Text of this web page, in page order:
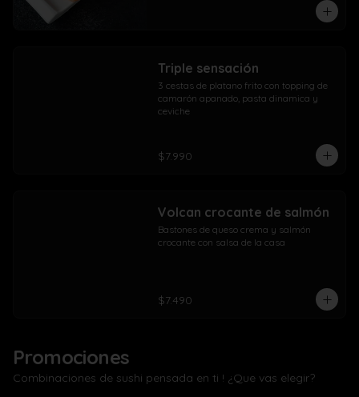
Triple sensación
3 cestas de platano frito con topping de
camarón apanado, pasta dinamica y
ceviche
$7.990
Volcan crocante de salmón
Bastones de queso crema y salmón
crocante con salsa de la casa
$7.490
Promociones
Combinaciones de sushi pensada en ti ! ¿Que vas elegir?